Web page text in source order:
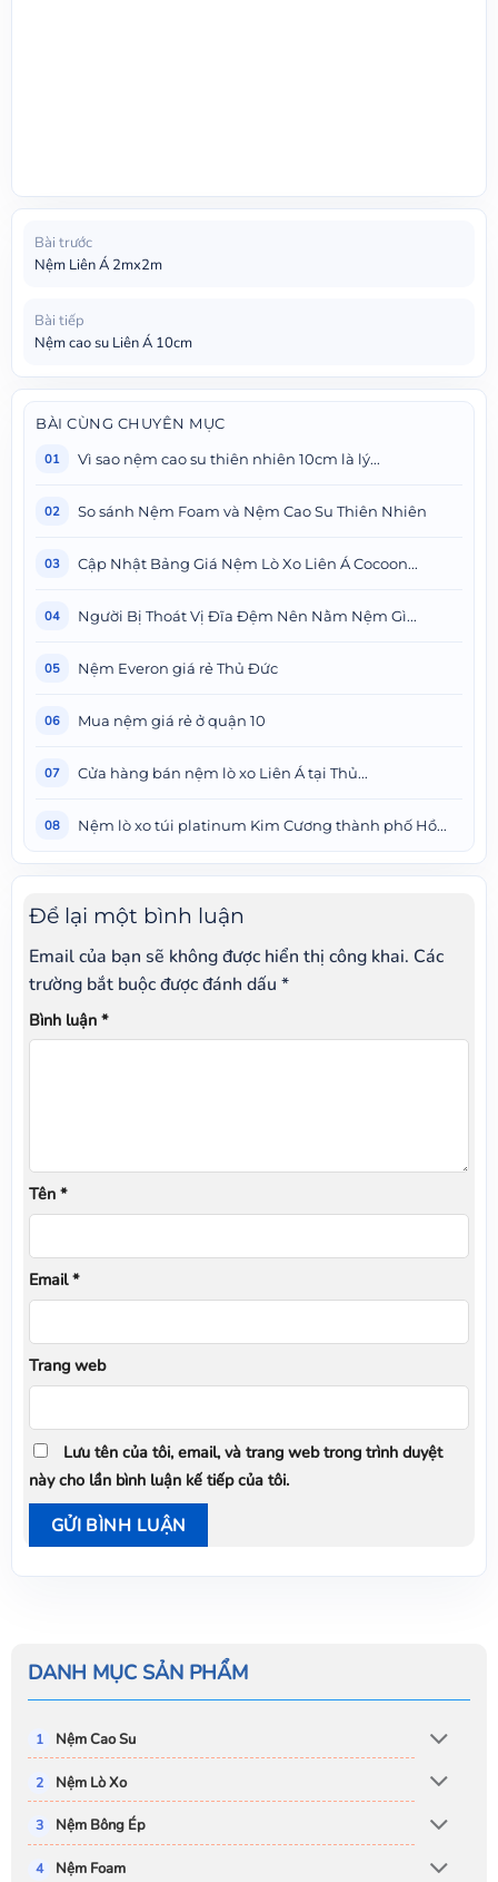
DANH MỤC SẢN PHẨM
Nệm Cao Su
Nệm Lò Xo
Nệm Bông Ép
Nệm Foam
Bài trước
Nệm Liên Á 2mx2m
Bài tiếp
Nệm cao su Liên Á 10cm
BÀI CÙNG CHUYÊN MỤC
01 Vì sao nệm cao su thiên nhiên 10cm là lý...
02 So sánh Nệm Foam và Nệm Cao Su Thiên Nhiên
03 Cập Nhật Bảng Giá Nệm Lò Xo Liên Á Cocoon...
04 Người Bị Thoát Vị Đĩa Đệm Nên Nằm Nệm Gì...
05 Nệm Everon giá rẻ Thủ Đức
06 Mua nệm giá rẻ ở quận 10
07 Cửa hàng bán nệm lò xo Liên Á tại Thủ...
08 Nệm lò xo túi platinum Kim Cương thành phố Hồ...
Để lại một bình luận
Email của bạn sẽ không được hiển thị công khai. Các
trường bắt buộc được đánh dấu *
Bình luận *
Tên *
Email*
Trang web
Lưu tên của tôi, email, và trang web trong trình duyệt
này cho lần bình luận kế tiếp của tôi.